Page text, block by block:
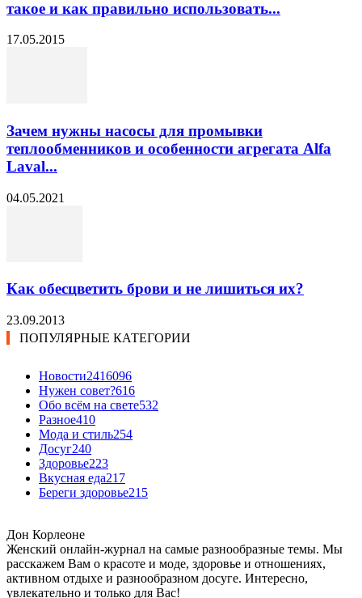
такое и как правильно использовать...
17.05.2015
Зачем нужны насосы для промывки
теплообменников и особенности агрегата Alfa
Laval...
04.05.2021
Как обесцветить брови и не лишиться их?
23.09.2013
ПОПУЛЯРНЫЕ КАТЕГОРИИ
Новости2416096
Нужен совет?616
Обо всём на свете532
Разное410
Мода и стиль254
Досуг240
Здоровье223
Вкусная еда217
Береги здоровье215
Дон Корлеоне
Женский онлайн-журнал на самые разнообразные темы. Мы
расскажем Вам о красоте и моде, здоровье и отношениях,
активном отдыхе и разнообразном досуге. Интересно,
увлекательно и только для Вас!